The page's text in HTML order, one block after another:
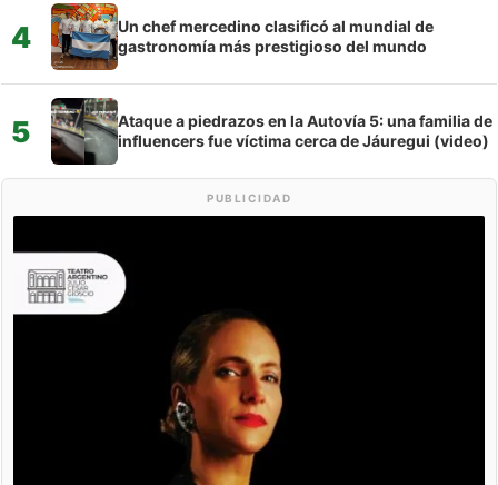
4
Un chef mercedino clasificó al mundial de
gastronomía más prestigioso del mundo
5
Ataque a piedrazos en la Autovía 5: una familia de
influencers fue víctima cerca de Jáuregui (video)
PUBLICIDAD